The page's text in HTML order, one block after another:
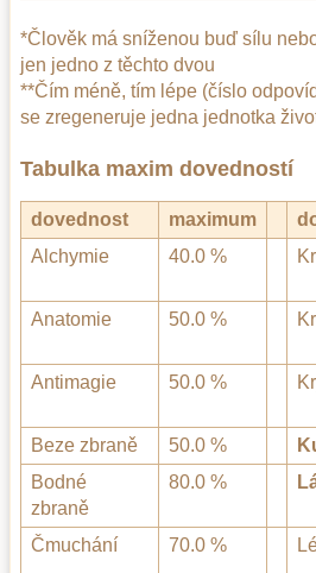
*Člověk má sníženou buď sílu
jen jedno z těchto dvou
**Čím méně, tím lépe (číslo
se zregeneruje jedna jednotka
Tabulka maxim dovedností
dovednost maximum
Alchymie
40.0 %
Anatomie 50.0 %
Antimagie 50.0 %
Beze zbraně 50.0 %
Bodné
zbraně
80.0 %
Čmuchání 70.0 %